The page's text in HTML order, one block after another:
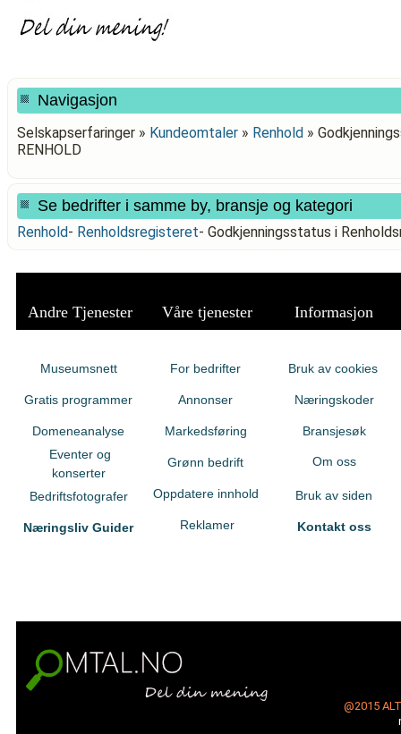
Navigasjon
Selskapserfaringer » Kundeomtaler » Renhold »
RENHOLD
Se bedrifter i samme by, bransje og kategori
Renhold- Renholdsregisteret- Godkjenningsstatus i
Andre Tjenester Våre tjenester Informasjon
Museumsnett
Gratis programmer
Domeneanalyse
Eventer og
konserter
Bedriftsfotografer
Næringsliv Guider
For bedrifter
Annonser
Markedsføring
Grønn bedrift
Oppdatere innhold
Reklamer
Bruk av cookies
Næringskoder
Bransjesøk
Om oss
Bruk av siden
Kontakt oss
@2015